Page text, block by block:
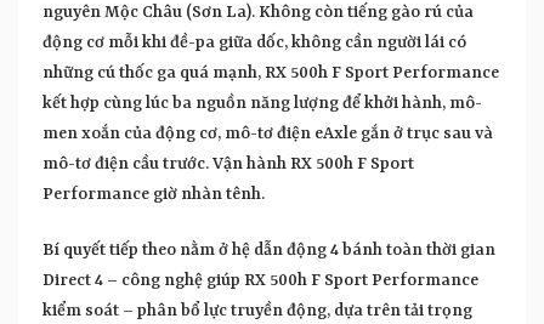
nguyên Mộc Châu (Sơn La). Không còn tiếng gào rú của
động cơ mỗi khi đề-pa giữa dốc, không cần người lái có
những cú thốc ga quá mạnh, RX 500h F Sport Performance
kết hợp cùng lúc ba nguồn năng lượng để khởi hành, mô-
men xoắn của động cơ, mô-tơ điện eAxle gắn ở trục sau và
mô-tơ điện cầu trước. Vận hành RX 500h F Sport
Performance giờ nhàn tênh.
Bí quyết tiếp theo nằm ở hệ dẫn động 4 bánh toàn thời gian
Direct 4 – công nghệ giúp RX 500h F Sport Performance
kiểm soát – phân bổ lực truyền động, dựa trên tải trọng